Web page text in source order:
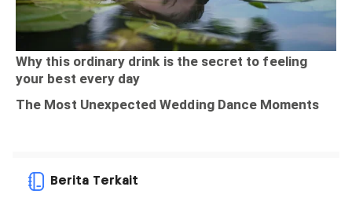
Berita Terkait